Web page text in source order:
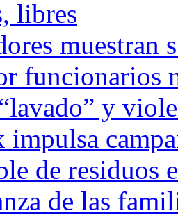
libres
muestran
funcionarios
y
de residuos
de las